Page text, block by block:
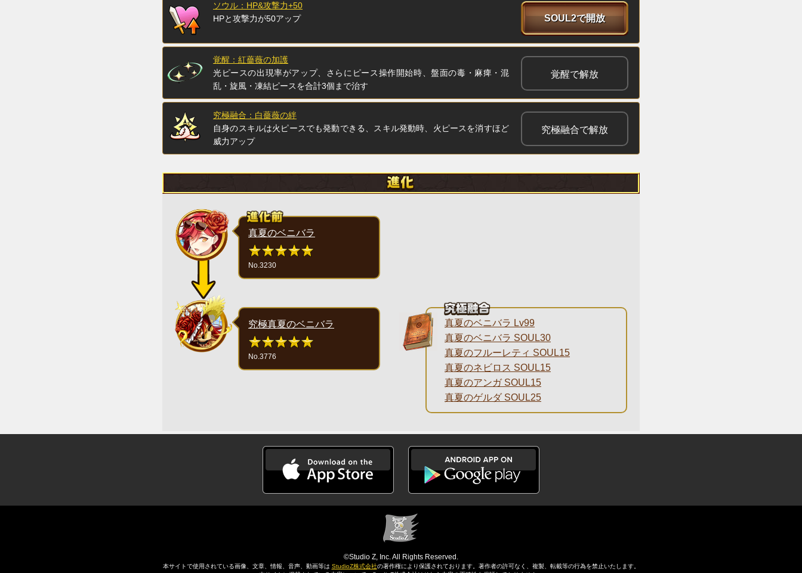
ソウル：HP&攻撃力+50
HPと攻撃力が50アップ
SOUL2で開放
覚醒：紅薔薇の加護
光ピースの出現率がアップ、さらにピース操作開始時、盤面の毒・麻痺・混
乱・旋風・凍結ピースを合計3個まで治す
覚醒で解放
究極融合：白薔薇の絆
自身のスキルは火ピースでも発動できる、スキル発動時、火ピースを消すほど
威力アップ
究極融合で解放
真夏のベニバラ
No.3230
究極真夏のベニバラ
No.3776
真夏のベニバラ Lv99
真夏のベニバラ SOUL30
真夏のフルーレティ SOUL15
真夏のネビロス SOUL15
真夏のアンガ SOUL15
真夏のゲルダ SOUL25
©Studio Z, Inc. All Rights Reserved.
本サイトで使用されている画像、文章、情報、音声、動画等は StudioZ株式会社の著作権により保護されております。 著作者の許可なく、複製、転載等の行為を禁止いたします。